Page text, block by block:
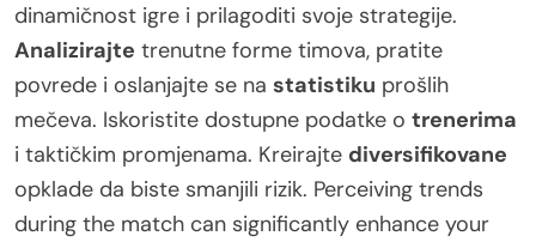
dinamičnost igre i prilagoditi svoje strategije.
Analizirajte trenutne forme timova, pratite
povrede i oslanjajte se na statistiku prošlih
mečeva. Iskoristite dostupne podatke o trenerima
i taktičkim promjenama. Kreirajte diversifikovane
opklade da biste smanjili rizik. Perceiving trends
during the match can significantly enhance your